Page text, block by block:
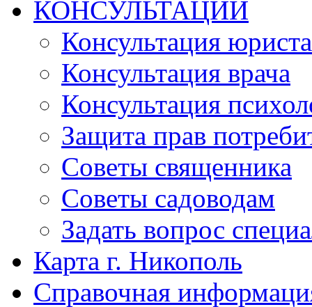
КОНСУЛЬТАЦИИ
Консультация юриста
Консультация врача
Консультация
Защита прав
Советы священника
Советы садоводам
Задать вопрос
Карта г. Никополь
Справочная